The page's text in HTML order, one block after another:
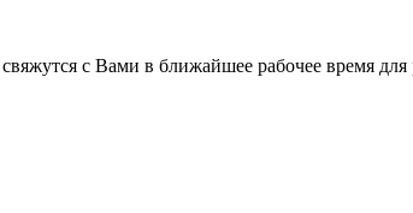
с Вами в ближайшее рабочее время